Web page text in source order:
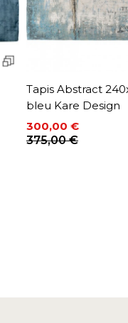
Tapis Abstract
bleu Kare Design
Prix
300,00 €
Prix de base
375,00 €